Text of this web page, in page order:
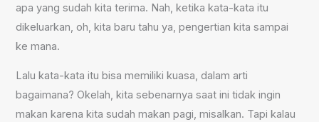
apa yang sudah kita terima. Nah, ketika kata-kata itu
dikeluarkan, oh, kita baru tahu ya, pengertian kita sampai
ke mana.
Lalu kata-kata itu bisa memiliki kuasa, dalam arti
bagaimana? Okelah, kita sebenarnya saat ini tidak ingin
makan karena kita sudah makan pagi, misalkan. Tapi kalau